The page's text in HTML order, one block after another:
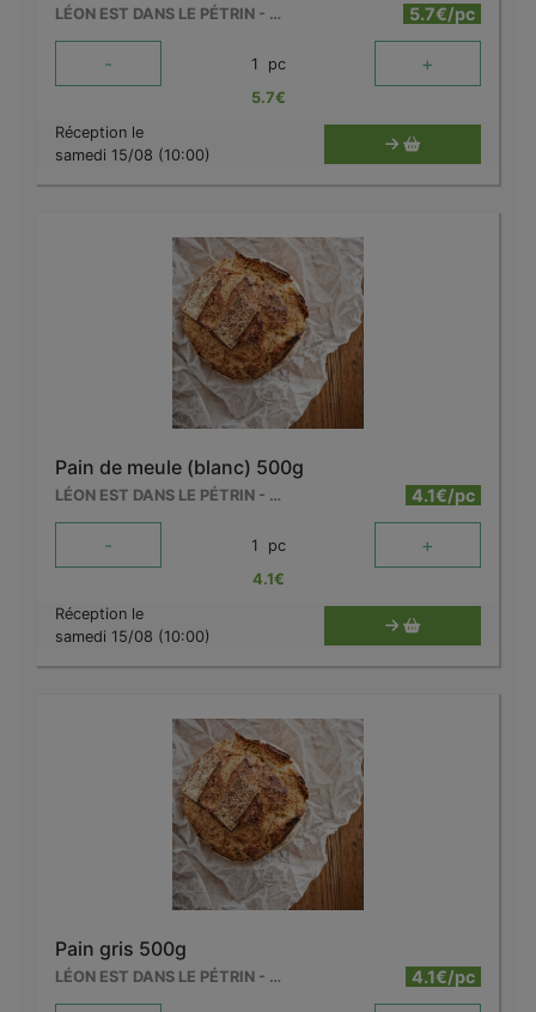
LÉON EST DANS LE PÉTRIN - MOUSCRON 5.7€/pc
- 1 pc +
5.7€
Réception le
samedi 15/08 (10:00)
Pain de meule (blanc) 500g
LÉON EST DANS LE PÉTRIN - MOUSCRON 4.1€/pc
- 1 pc +
4.1€
Réception le
samedi 15/08 (10:00)
Pain gris 500g
LÉON EST DANS LE PÉTRIN - MOUSCRON 4.1€/pc